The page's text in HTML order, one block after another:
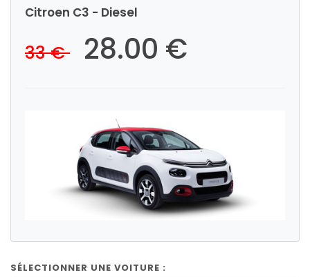
Citroen C3 - Diesel
33 € 28.00 €
SÉLECTIONNER UNE VOITURE :